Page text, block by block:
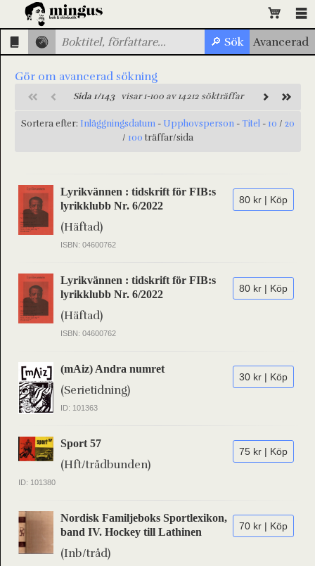
Gör om avancerad sökning
Sida 1/143visar 1-100 av 14212 sökträffar
Sortera efter: Inläggningsdatum - Upphovsperson -Titel - 10 / 20
/ 100 träffar/sida
80 kr | Köp
Lyrikvännen : tidskrift för FIB:s
lyrikklubb Nr. 6/2022
(Häftad)
ISBN: 04600762
80 kr | Köp
Lyrikvännen : tidskrift för FIB:s
lyrikklubb Nr. 6/2022
(Häftad)
ISBN: 04600762
30 kr | Köp
(mAiz) Andra numret
(Serietidning)
ID: 101363
75 kr | Köp
Sport 57
(Hft/trådbunden)
ID: 101380
70 kr | Köp
Nordisk Familjeboks Sportlexikon,
band IV. Hockey till Lathinen
(Inb/tråd)